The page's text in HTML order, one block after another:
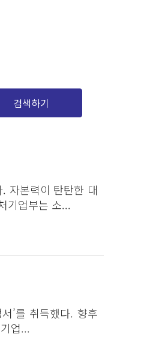
검색하기
자본력이 탄탄한 대
기업부는 소...
’를 취득했다. 향후
업...